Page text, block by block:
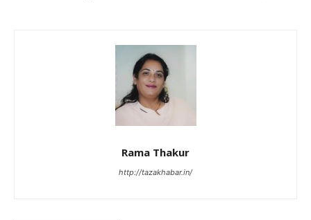
Rama Thakur
http://tazakhabar.in/